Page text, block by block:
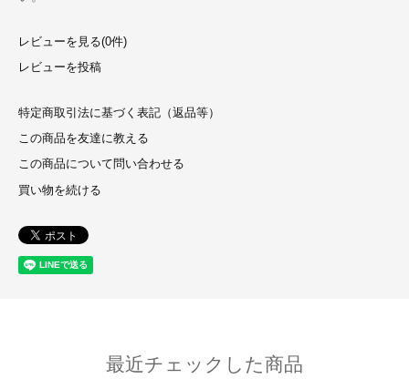
レビューを見る(0件)
レビューを投稿
特定商取引法に基づく表記（返品等）
この商品を友達に教える
この商品について問い合わせる
買い物を続ける
最近チェックした商品